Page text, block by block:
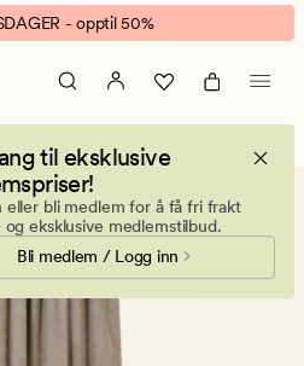
- opptil 50%
til eksklusive
eller bli medlem for å få fri frakt
eksklusive medlemstilbud.
Bli medlem / Logg inn
gardiner